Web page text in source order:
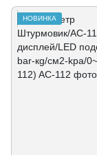
НОВИНКА